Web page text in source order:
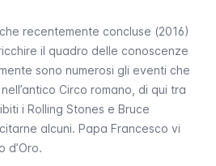
recentemente concluse (2016)
il quadro delle conoscenze
sono numerosi gli eventi che
Circo romano, di qui tra
i Rolling Stones e Bruce
alcuni. Papa Francesco vi
d’Oro.